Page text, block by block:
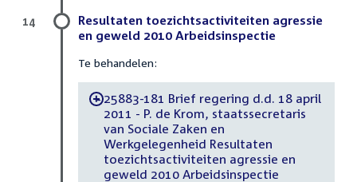
Resultaten toezichtsactiviteiten agressie
en geweld 2010 Arbeidsinspectie
Te behandelen:
-25883-181 Brief regering d.d. 18 april
2011 - P. de Krom, staatssecretaris
van Sociale Zaken en
Werkgelegenheid Resultaten
toezichtsactiviteiten agressie en
geweld 2010 Arbeidsinspectie
14